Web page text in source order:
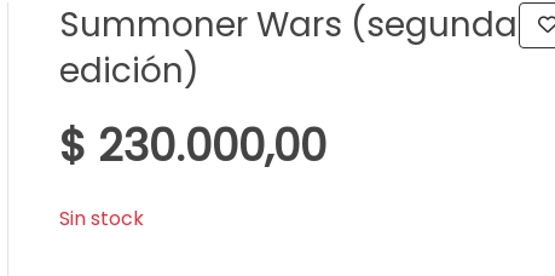
Summoner Wars (segunda
edición)
$ 230.000,00
Sin stock